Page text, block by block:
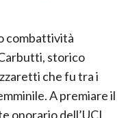
combattività
storico
che fu tra i
A premiare il
onorario dell’UCI